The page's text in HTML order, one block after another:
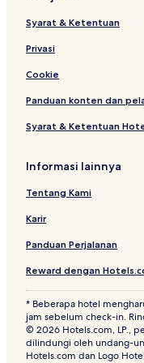
Syarat & Ketentuan
Privasi
Cookie
Panduan konten dan
Syarat & Ketentuan
Informasi lainnya
Tentang Kami
Karir
Panduan Perjalanan
Reward dengan
* Beberapa hotel
jam sebelum check-in.
© 2026 Hotels.com, LP.,
dilindungi oleh undang-
Hotels.com dan Logo